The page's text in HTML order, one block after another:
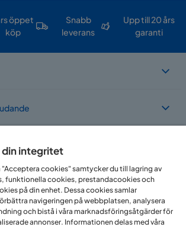
öppet
köp
Snabb
leverans
Upp till 20 års
garanti
finns i flera länder
din integritet
cookies" samtycker du till lagring av
funktionella cookies, prestandacookies och
på din enhet. Dessa cookies samlar
navigeringen på webbplatsen, analysera
och bistå i våra marknadsföringsåtgärder för
annonser. Informationen delas med våra